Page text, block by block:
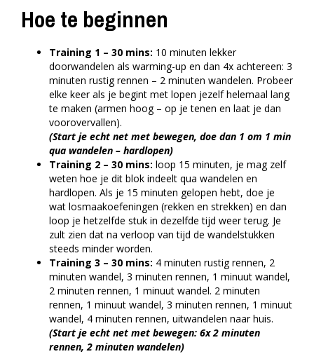
Hoe te beginnen
Training 1 – 30 mins: 10 minuten lekker
doorwandelen als warming-up en dan 4x achtereen: 3
minuten rustig rennen – 2 minuten wandelen. Probeer
elke keer als je begint met lopen jezelf helemaal lang
te maken (armen hoog – op je tenen en laat je dan
voorovervallen).
(Start je echt net met bewegen, doe dan 1 om 1 min
qua wandelen – hardlopen)
Training 2 – 30 mins: loop 15 minuten, je mag zelf
weten hoe je dit blok indeelt qua wandelen en
hardlopen. Als je 15 minuten gelopen hebt, doe je
wat losmaakoefeningen (rekken en strekken) en dan
loop je hetzelfde stuk in dezelfde tijd weer terug. Je
zult zien dat na verloop van tijd de wandelstukken
steeds minder worden.
Training 3 – 30 mins: 4 minuten rustig rennen, 2
minuten wandel, 3 minuten rennen, 1 minuut wandel,
2 minuten rennen, 1 minuut wandel. 2 minuten
rennen, 1 minuut wandel, 3 minuten rennen, 1 minuut
wandel, 4 minuten rennen, uitwandelen naar huis.
(Start je echt net met bewegen: 6x 2 minuten
rennen, 2 minuten wandelen)